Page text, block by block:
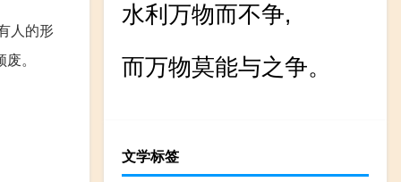
人的形
。
水利万物而不争,
而万物莫能与之争。
文学标签